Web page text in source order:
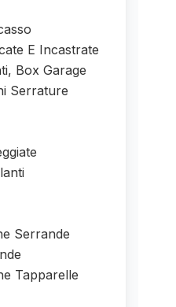
E Incastrate
Box Garage
Serrature
Serrande
Tapparelle